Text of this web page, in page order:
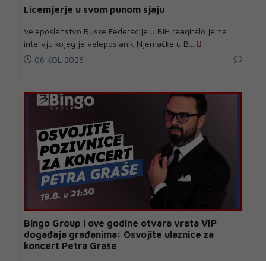
Licemjerje u svom punom sjaju
Veleposlanstvo Ruske Federacije u BiH reagiralo je na
intervju kojeg je veleposlanik Njemačke u B...
06 KOL 2026
Bingo Group i ove godine otvara vrata VIP
događaja građanima: Osvojite ulaznice za
koncert Petra Graše